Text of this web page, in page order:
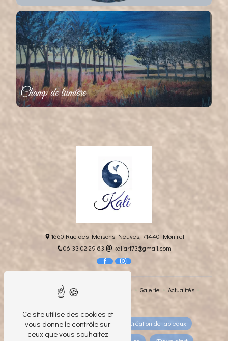
Champ de lumière
1660 Rue des Maisons Neuves, 71440 Montret
06 33 02 29 63
kaliart73@gmail.com
L'artiste Galerie
Actualités
Artiste Artiste peintre Création de tableaux
Ce site utilise des cookies et
vous donne le contrôle sur
ceux que vous souhaitez